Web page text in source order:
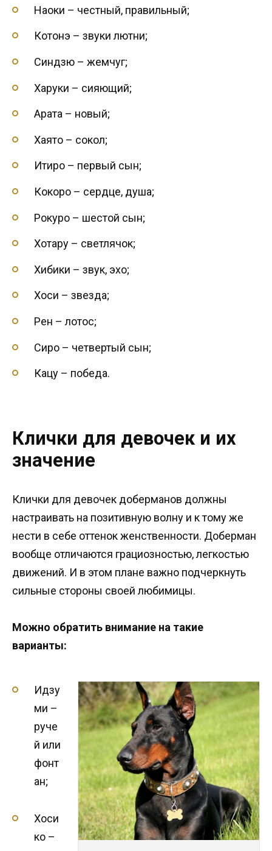
Наоки – честный, правильный;
Котонэ – звуки лютни;
Синдзю – жемчуг;
Харуки – сияющий;
Арата – новый;
Хаято – сокол;
Итиро – первый сын;
Кокоро – сердце, душа;
Рокуро – шестой сын;
Хотару – светлячок;
Хибики – звук, эхо;
Хоси – звезда;
Рен – лотос;
Сиро – четвертый сын;
Кацу – победа.
Клички для девочек и их
значение
Клички для девочек доберманов должны
настраивать на позитивную волну и к тому же
нести в себе оттенок женственности. Доберман
вообще отличаются грациозностью, легкостью
движений. И в этом плане важно подчеркнуть
сильные стороны своей любимицы.
Можно обратить внимание на такие
варианты:
Идзу
ми –
руче
й или
фонт
ан;
Хоси
ко –